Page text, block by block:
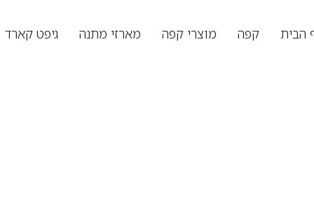
הבית קפה מוצרי קפה מארזי מתנה גיפט קארד